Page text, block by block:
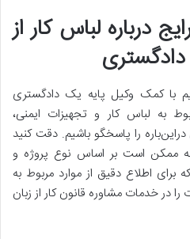
درباره لباس کار از
با کمک وکیل پایه یک دادگستری
به لباس کار و تجهیزات ایمنی،
را پاسخگو باشیم. دقت کنید
ممکن است بر اساس نوع پروژه و
برای اطلاع دقیق از موارد مربوط به
در خدمات مشاوره قانون کار از زبان